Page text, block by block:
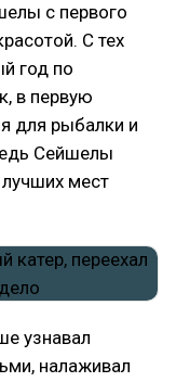
с первого
С тех
год по
в первую
для рыбалки и
Сейшелы
мест
узнавал
налаживал